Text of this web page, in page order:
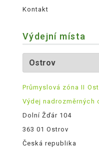
Kontakt
Výdejní místa
Průmyslová zóna II
Výdej nadrozměrných
Dolní Žďár 104
363 01 Ostrov
Česká republika